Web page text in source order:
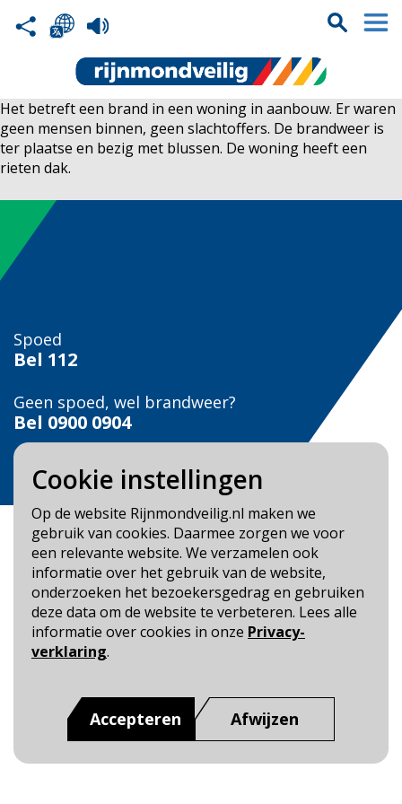
Cookie instellingen
Op de website Rijnmondveilig.nl maken we
gebruik van cookies. Daarmee zorgen we voor
een relevante website. We verzamelen ook
informatie over het gebruik van de website,
onderzoeken het bezoekersgedrag en gebruiken
deze data om de website te verbeteren. Lees alle
informatie over cookies in onze Privacy-
verklaring.
Accepteren Afwijzen
Het betreft een brand in een woning in aanbouw. Er waren
geen mensen binnen, geen slachtoffers. De brandweer is
ter plaatse en bezig met blussen. De woning heeft een
rieten dak.
Spoed
Bel 112
Geen spoed, wel brandweer?
Bel 0900 0904
Veilig Leven?
Bel 0900-8387
Blijf op de hoogte
Cookie- en Privacybeleid
Dit is een website van
Veiligheidsregio Rotterdam-